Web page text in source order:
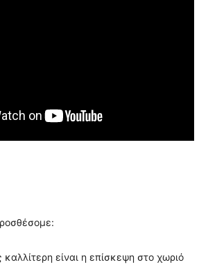
καλλίτερη είναι η επίσκεψη στο χωριό